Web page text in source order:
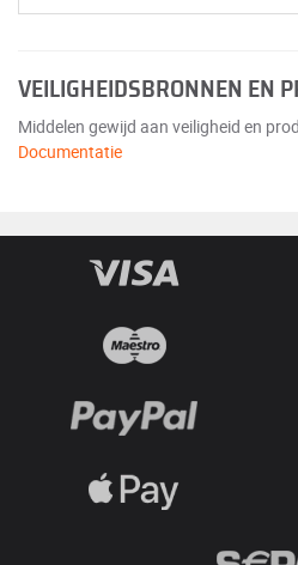
VEILIGHEIDSBRONNEN EN
Middelen gewijd aan veiligheid en
Documentatie